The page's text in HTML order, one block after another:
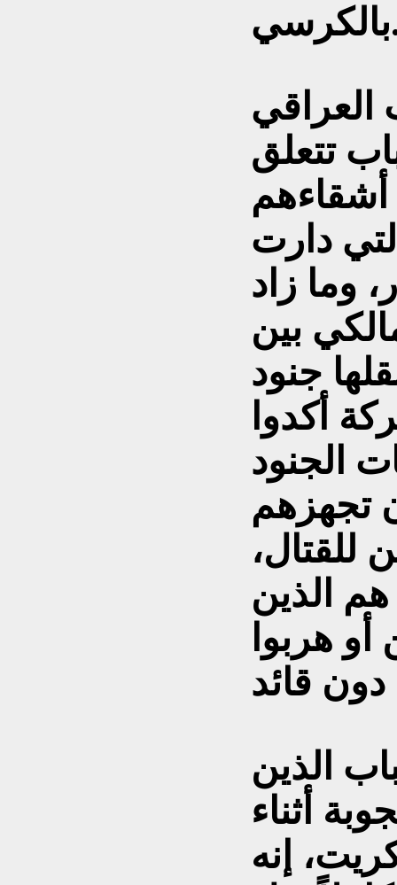
العراقي
تتعلق
أشقاءهم
دارت
وما زاد
بين
جنود
أكدوا
الجنود
تجهزهم
للقتال،
الذين
هربوا
الذين
أثناء
إنه